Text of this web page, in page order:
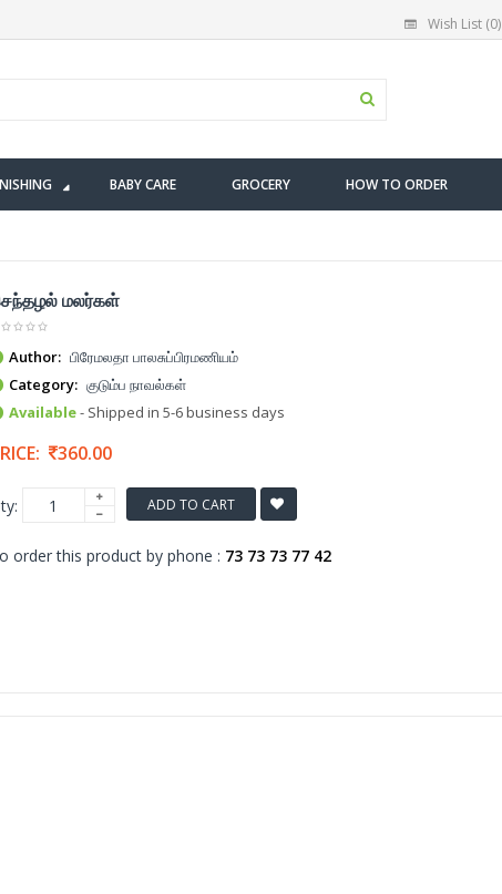
Wish List (0)
BABY CARE GROCERY HOW TO ORDER
மலர்கள்
Author: பிரேமலதா பாலசுப்பிரமணியம்
Category: குடும்ப நாவல்கள்
Available- Shipped in 5-6 business days
360.00
ADD TO CART
order this product by phone : 73 73 73 77 42